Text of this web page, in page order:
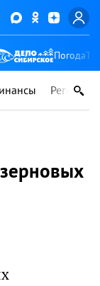
Погода
Регионы